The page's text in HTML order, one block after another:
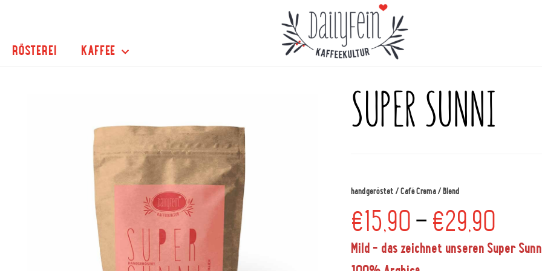
RÖSTEREI KAFFEE
SUPER SUNNI
handgeröstet / Café Crema / Blend
€15,90 – €29,90
Mild – das zeichnet unseren Super